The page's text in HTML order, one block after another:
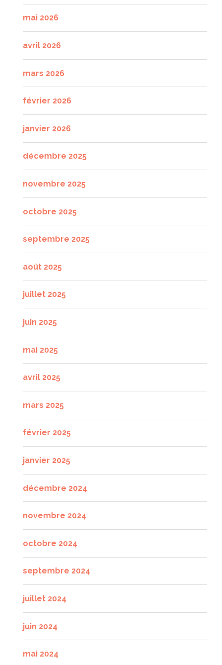
mai 2026
avril 2026
mars 2026
février 2026
janvier 2026
décembre 2025
novembre 2025
octobre 2025
septembre 2025
août 2025
juillet 2025
juin 2025
mai 2025
avril 2025
mars 2025
février 2025
janvier 2025
décembre 2024
novembre 2024
octobre 2024
septembre 2024
juillet 2024
juin 2024
mai 2024